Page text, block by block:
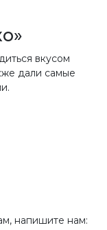
вкусом
дали самые
напишите нам: